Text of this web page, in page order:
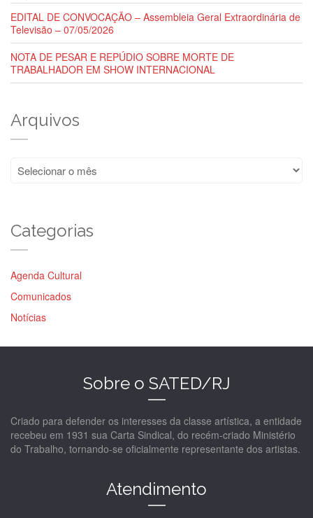
EDITAL DE CONVOCAÇÃO – Assembleia Geral Extraordinária de
Televisão – 07/05/2026
NOTA DE PESAR E REPÚDIO SOBRE MORTE DE
TRABALHADOR EM SHOW INTERNACIONAL
Arquivos
Categorias
Agenda Cultural
Comunicados
Notícias
Sobre o SATED/RJ
Criado para defender os interesses da classe artística, a entidade
recebeu em 1931 sua Carta Sindical, do recém-criado Ministério
do Trabalho, tornando-se oficialmente representante dos artistas.
Atendimento